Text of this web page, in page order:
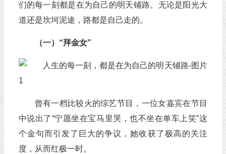
们的每一刻都是在为自己的明天铺路。无论是阳光大
道还是坎坷泥途，路都是自己走的。
（一）“拜金女”
曾有一档比较火的综艺节目，一位女嘉宾在节目
中说出了“宁愿坐在宝马里哭，也不坐在单车上笑”这
个金句而引发了巨大的争议，她收获了极高的关注
度，从而红极一时。